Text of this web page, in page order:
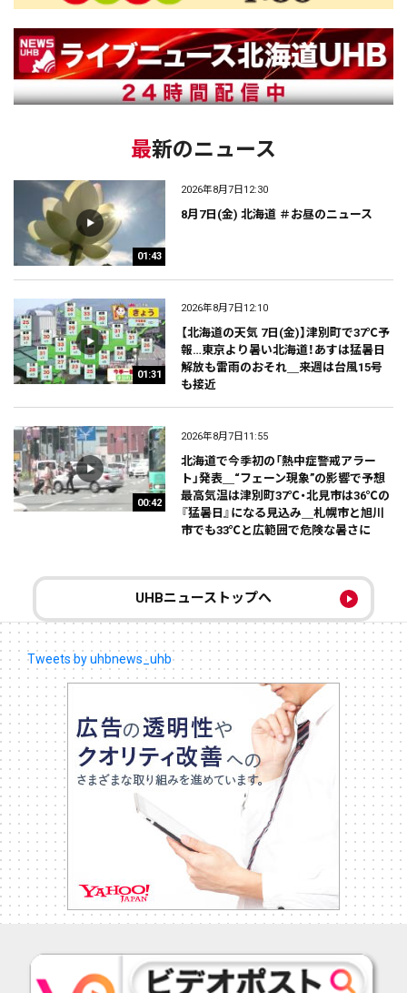
最新のニュース
01:43
2026年8月7日12:30
8月7日(金) 北海道 ＃お昼のニュース
01:31
2026年8月7日12:10
【北海道の天気 7日(金)】津別町で37℃予
報…東京より暑い北海道！あすは猛暑日
解放も雷雨のおそれ＿来週は台風15号
も接近
00:42
2026年8月7日11:55
北海道で今季初の「熱中症警戒アラー
ト」発表＿“フェーン現象”の影響で予想
最高気温は津別町37℃・北見市は36℃の
『猛暑日』になる見込み＿札幌市と旭川
市でも33℃と広範囲で危険な暑さに
UHBニューストップへ
Tweets by uhbnews_uhb